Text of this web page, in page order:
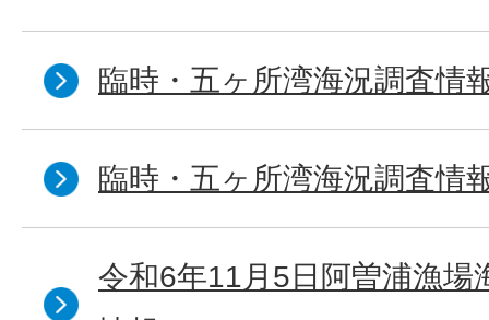
臨時・五ヶ所湾海況調査情
臨時・五ヶ所湾海況調査情
令和6年11月5日阿曽浦漁場